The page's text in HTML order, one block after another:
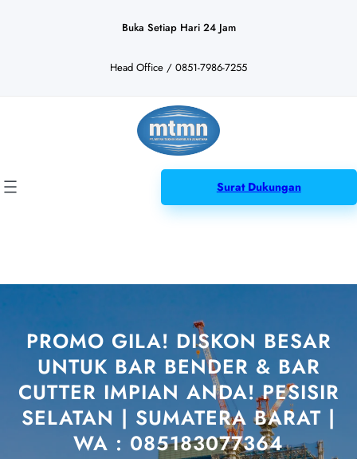
Buka Setiap Hari 24 Jam
Head Office / 0851-7986-7255
Surat Dukungan
PROMO GILA! DISKON BESAR
UNTUK BAR BENDER & BAR
CUTTER IMPIAN ANDA! PESISIR
SELATAN | SUMATERA BARAT |
WA : 085183077364